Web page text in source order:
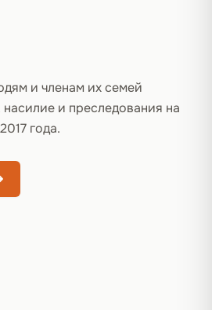
и членам их семей
и преследования на
года.